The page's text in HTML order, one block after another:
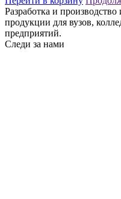
Разработка и
продукции для вузов,
предприятий.
Следи за нами